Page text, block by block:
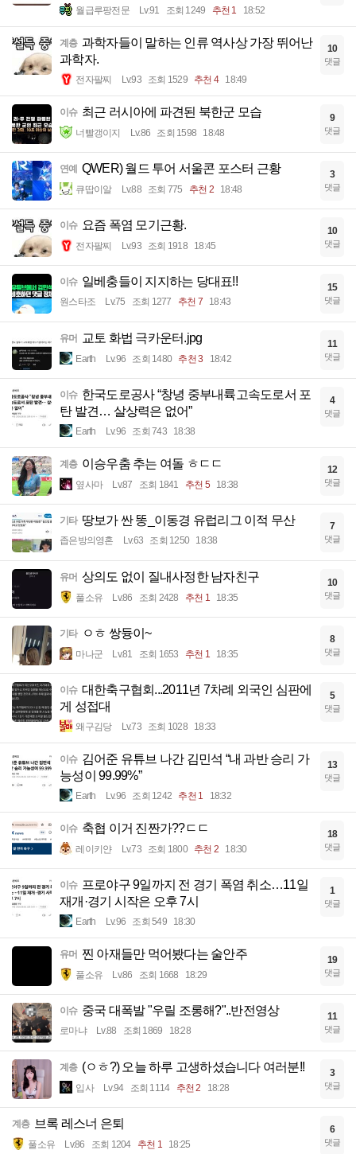
월급루팡전문 Lv.91 조회 1249 추천 1 18:52
계층 과학자들이 말하는 인류 역사상 가장 뛰어난
과학자.
전자팔찌 Lv.93 조회 1529 추천 4 18:49
10
댓글
이슈 최근 러시아에 파견된 북한군 모습
너빨갱이지 Lv.86 조회 1598 18:48
9
댓글
연예 QWER) 월드 투어 서울콘 포스터 근황
큐땁이알 Lv.88 조회 775 추천 2 18:48
3
댓글
이슈 요즘 폭염 모기근황.
전자팔찌 Lv.93 조회 1918 18:45
10
댓글
이슈 일베충들이 지지하는 당대표!!
원스타조 Lv.75 조회 1277 추천 7 18:43
15
댓글
유머 교토 화법 극카운터.jpg
Earth Lv.96 조회 1480 추천 3 18:42
11
댓글
이슈 한국도로공사 “창녕 중부내륙고속도로서 포
탄 발견… 살상력은 없어”
Earth Lv.96 조회 743 18:38
4
댓글
계층 이승우춤 추는 여돌 ㅎㄷㄷ
옆사마 Lv.87 조회 1841 추천 5 18:38
12
댓글
기타 땅보가 싼 똥_이동경 유럽리그 이적 무산
좁은방의영혼 Lv.63 조회 1250 18:38
7
댓글
유머 상의도 없이 질내사정한 남자친구
풀소유 Lv.86 조회 2428 추천 1 18:35
10
댓글
기타 ㅇㅎ 쌍듕이~
마나군 Lv.81 조회 1653 추천 1 18:35
8
댓글
이슈 대한축구협회...2011년 7차례 외국인 심판에
게 성접대
왜구김당 Lv.73 조회 1028 18:33
5
댓글
이슈 김어준 유튜브 나간 김민석 “내 과반 승리 가
능성이 99.99%”
Earth Lv.96 조회 1242 추천 1 18:32
13
댓글
이슈 축협 이거 진짠가??ㄷㄷ
레이키얀 Lv.73 조회 1800 추천 2 18:30
18
댓글
이슈 프로야구 9일까지 전 경기 폭염 취소…11일
재개·경기 시작은 오후 7시
Earth Lv.96 조회 549 18:30
1
댓글
유머 찐 아재들만 먹어봤다는 술안주
풀소유 Lv.86 조회 1668 18:29
19
댓글
이슈 중국 대폭발 "우릴 조롱해?"..반전영상
로마냐 Lv.88 조회 1869 18:28
11
댓글
계층 (ㅇㅎ?) 오늘 하루 고생하셨습니다 여러분!!
입사 Lv.94 조회 1114 추천 2 18:28
3
댓글
계층 브록 레스너 은퇴
풀소유 Lv.86 조회 1204 추천 1 18:25
6
댓글